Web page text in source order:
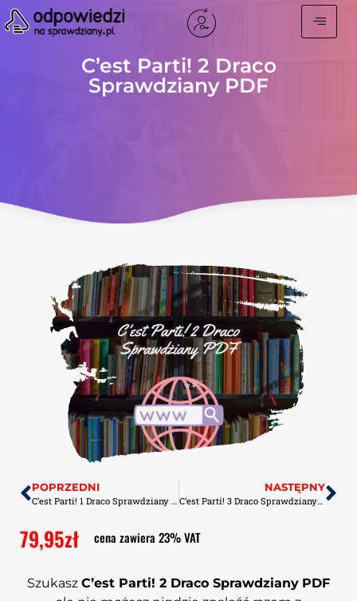
C’est Parti! 2 Draco
Sprawdziany PDF
POPRZEDNI
C’est Parti! 1 Draco Sprawdziany PDF
NASTĘPNY
C’est Parti! 3 Draco Sprawdziany+Kartkówki Zestaw Odpowiedzi PDF
79,95zł cena zawiera 23% VAT
Szukasz C’est Parti! 2 Draco Sprawdziany PDF